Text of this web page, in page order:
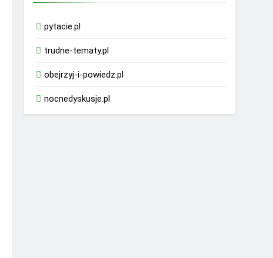
pytacie.pl
trudne-tematy.pl
obejrzyj-i-powiedz.pl
nocnedyskusje.pl